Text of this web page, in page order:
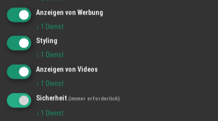
Reinigung von Photovoltaikanlagen
30.11.2022
Anzeigen von Werbung
↓ 1 Dienst
Styling
↓ 1 Dienst
Anzeigen von Videos
↓ 1 Dienst
Sicherheit (immer erforderlich)
↓ 1 Dienst